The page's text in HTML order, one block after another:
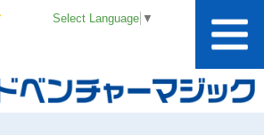
Select Language ▼